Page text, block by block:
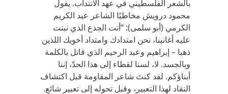
بالشعر الفلسطيني في عهد الانتداب. يقول
محمود درويش مخاطبًا الشاعر عبد الكريم
الكرمي (أبو سلمى): “أنت الجذع الذي نبتت
عليه أغانينا، نحن امتدادك وامتداد أخويك اللذين
ذهبا – إبراهيم وعبد الرحيم الذي قاتل بالكلمة
وبالجسد. لا، لسنا لقطاء إلى هذا الحدّ، إننا
أبناؤكم. لقد كنتَ شاعر المقاومة قبل اكتشاف
النقاد لهذا التعبير، وقبل تحوله إلى تعبير شائع.